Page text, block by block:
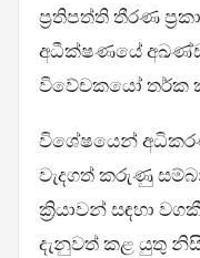
ප්‍රතිපත්ති තීරණ
අධීක්ෂණයේ
විවේචකයෝ තර්ක
විශේෂයෙන්
වැදගත් කරුණු
ක්‍රියාවන් සඳහා
දැනුවත් කළ යුතු